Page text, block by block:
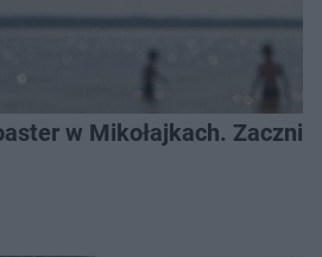
w Mikołajkach.